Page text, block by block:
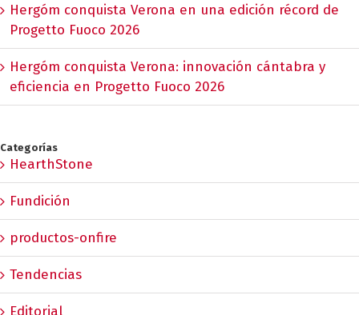
Hergóm conquista Verona en una edición récord de
Progetto Fuoco 2026
Hergóm conquista Verona: innovación cántabra y
eficiencia en Progetto Fuoco 2026
Categorías
HearthStone
Fundición
productos-onfire
Tendencias
Editorial